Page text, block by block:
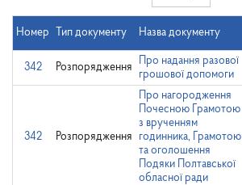
Номер Тип документу Назва документу
342 Розпорядження
Про надання разової
грошової допомоги
342 Розпорядження
Про нагородження
Почесною Грамотою
з врученням
годинника, Грамотою
та оголошення
Подяки Полтавської
обласної ради